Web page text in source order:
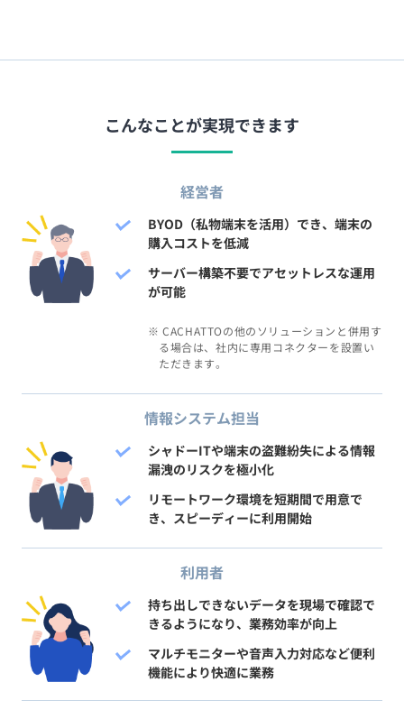
こんなことが実現できます
経営者
BYOD（私物端末を活用）でき、端末の
購入コストを低減
サーバー構築不要でアセットレスな運用
が可能
※ CACHATTOの他のソリューションと併用す
る場合は、社内に専用コネクターを設置い
ただきます。
情報システム担当
シャドーITや端末の盗難紛失による情報
漏洩のリスクを極小化
リモートワーク環境を短期間で用意で
き、スピーディーに利用開始
利用者
持ち出しできないデータを現場で確認で
きるようになり、業務効率が向上
マルチモニターや音声入力対応など便利
機能により快適に業務